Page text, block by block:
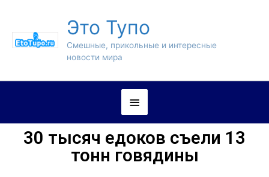
Это Тупо
Смешные, прикольные и интересные
новости мира
30 тысяч едоков съели 13
тонн говядины